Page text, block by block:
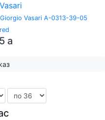
Vasari A-0313-39-05
a